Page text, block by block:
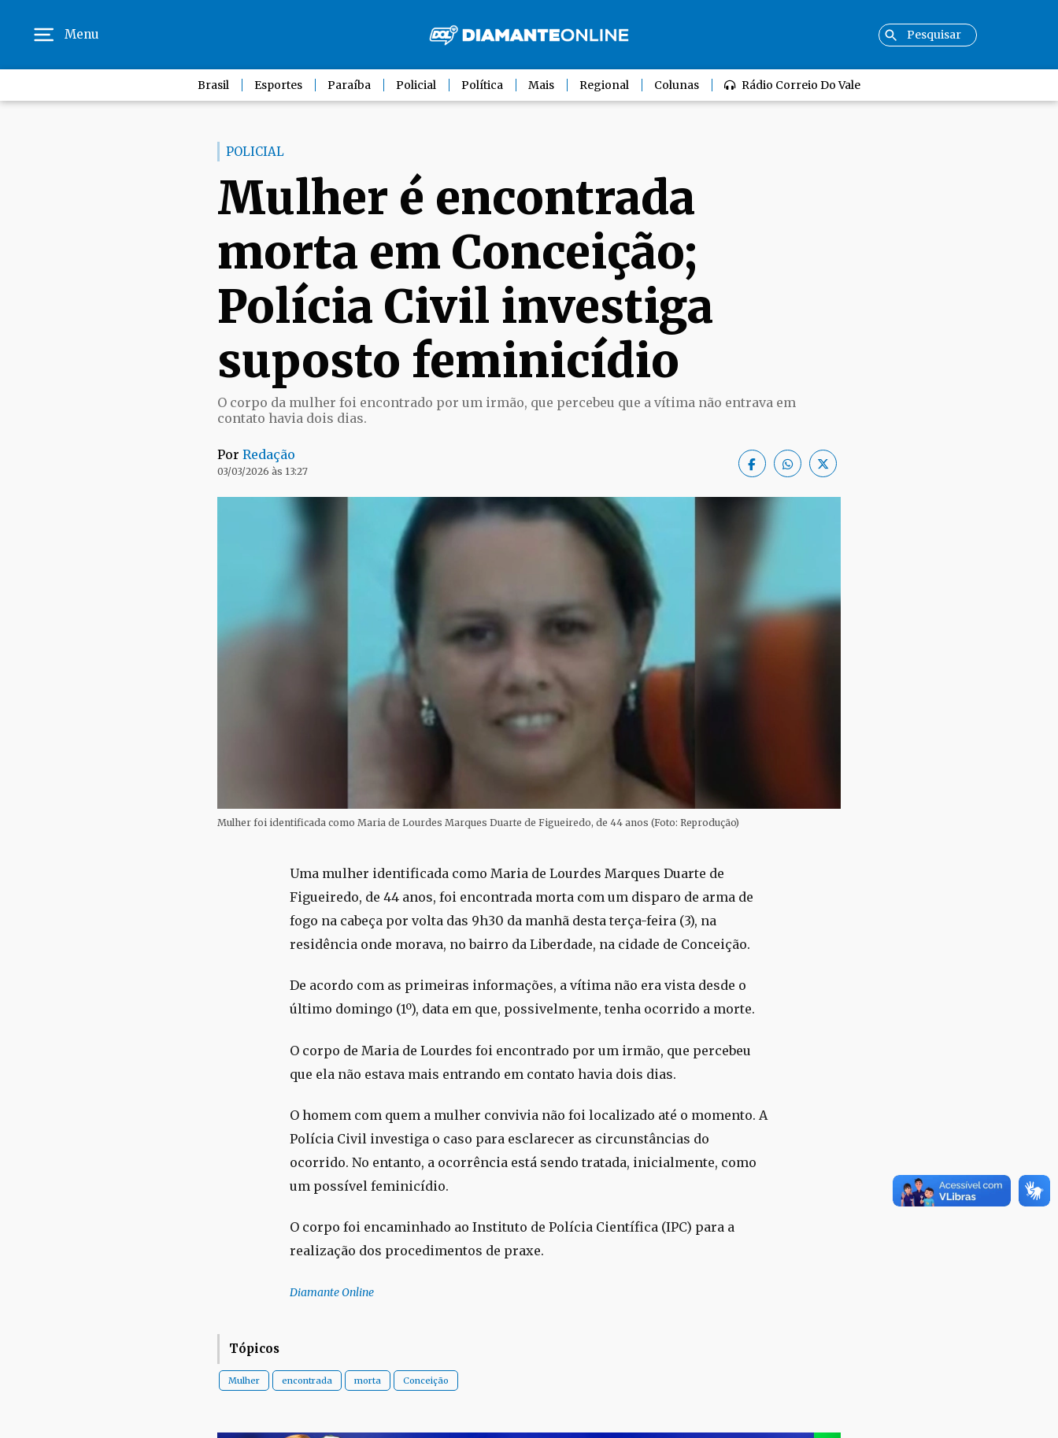
Menu
Brasil Esportes Paraíba Policial Política Mais Regional Colunas Rádio Correio Do Vale
POLICIAL
Mulher é encontrada
morta em Conceição;
Polícia Civil investiga
suposto feminicídio
O corpo da mulher foi encontrado por um irmão, que percebeu que a vítima não entrava em
contato havia dois dias.
Por Redação
03/03/2026 às 13:27
Mulher foi identificada como Maria de Lourdes Marques Duarte de Figueiredo, de 44 anos (Foto: Reprodução)
Uma mulher identificada como Maria de Lourdes Marques Duarte de
Figueiredo, de 44 anos, foi encontrada morta com um disparo de arma de
fogo na cabeça por volta das 9h30 da manhã desta terça-feira (3), na
residência onde morava, no bairro da Liberdade, na cidade de Conceição.
De acordo com as primeiras informações, a vítima não era vista desde o
último domingo (1º), data em que, possivelmente, tenha ocorrido a morte.
O corpo de Maria de Lourdes foi encontrado por um irmão, que percebeu
que ela não estava mais entrando em contato havia dois dias.
O homem com quem a mulher convivia não foi localizado até o momento. A
Polícia Civil investiga o caso para esclarecer as circunstâncias do
ocorrido. No entanto, a ocorrência está sendo tratada, inicialmente, como
um possível feminicídio.
O corpo foi encaminhado ao Instituto de Polícia Científica (IPC) para a
realização dos procedimentos de praxe.
Diamante Online
Tópicos
Mulher encontrada morta Conceição